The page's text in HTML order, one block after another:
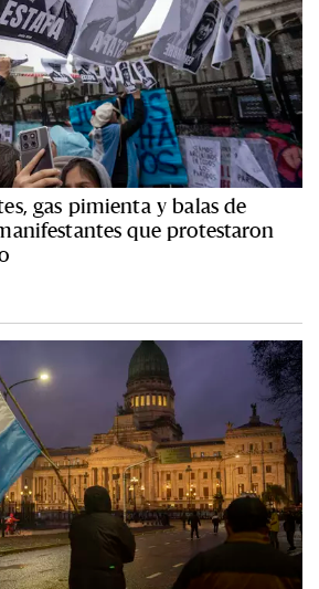
gas pimienta y balas de
que protestaron